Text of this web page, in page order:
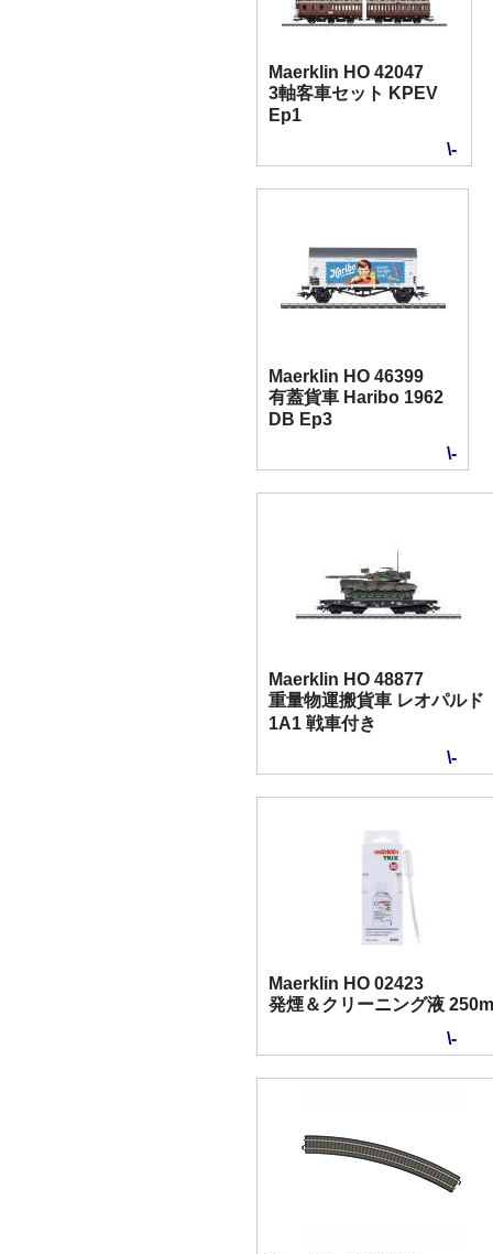
Maerklin HO 42047
3軸客車セット KPEV
Ep1
\-
Maerklin HO 46399
有蓋貨車 Haribo 1962
DB Ep3
\-
Maerklin HO 48877
重量物運搬貨車 レオパルド
1A1 戦車付き
\-
Maerklin HO 02423
発煙＆クリーニング液
\-